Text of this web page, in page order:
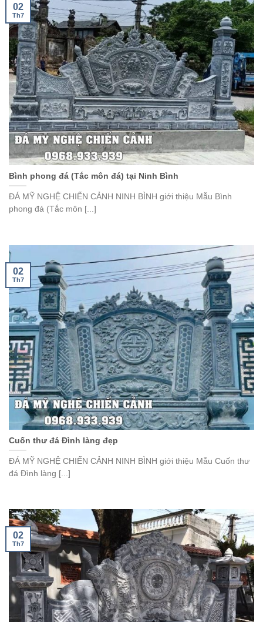
Bình phong đá (Tắc môn đá) tại Ninh Bình
ĐÁ MỸ NGHỆ CHIẾN CẢNH NINH BÌNH giới thiệu Mẫu Bình
phong đá (Tắc môn [...]
02
Th7
Cuốn thư đá Đình làng đẹp
ĐÁ MỸ NGHỆ CHIẾN CẢNH NINH BÌNH giới thiệu Mẫu Cuốn thư
đá Đình làng [...]
02
Th7
02
Th7